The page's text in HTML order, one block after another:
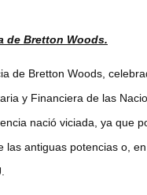
de Bretton Woods.
Bretton Woods,
y Financiera de las
nació viciada, ya que
las antiguas potencias o,